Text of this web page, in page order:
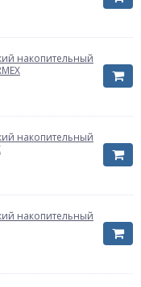
накопительный
накопительный
накопительный